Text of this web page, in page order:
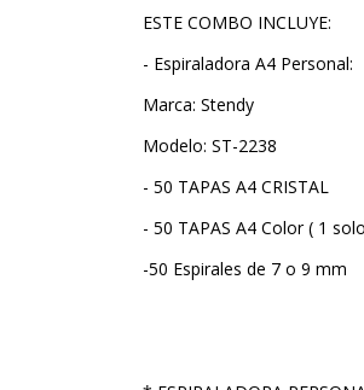
ESTE COMBO INCLUYE:
- Espiraladora A4 Personal:
Marca: Stendy
Modelo: ST-2238
- 50 TAPAS A4 CRISTAL
- 50 TAPAS A4 Color ( 1
-50 Espirales de 7 o 9 mm